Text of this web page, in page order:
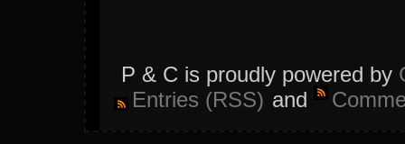
P & C is proudly powered by
Entries (RSS) and